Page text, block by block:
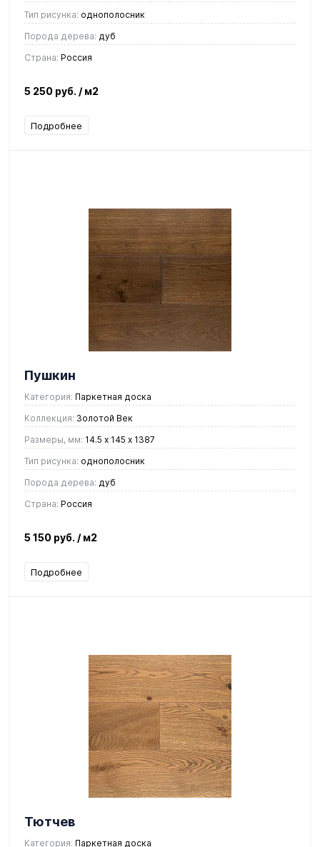
Тип рисунка: однополосник
Порода дерева: дуб
Страна: Россия
5 250 руб. / м2
Подробнее
Пушкин
Категория: Паркетная доска
Коллекция: Золотой Век
Размеры, мм: 14.5 х 145 х 1387
Тип рисунка: однополосник
Порода дерева: дуб
Страна: Россия
5 150 руб. / м2
Подробнее
Тютчев
Категория: Паркетная доска